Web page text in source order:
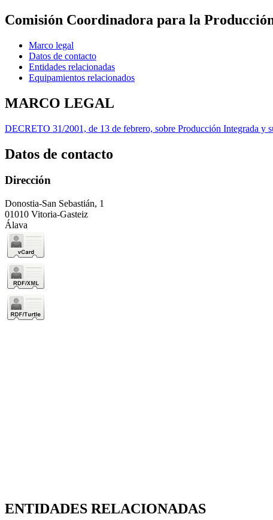
Comisión Coordinadora para la
Marco legal
Datos de contacto
Entidades relacionadas
Equipamientos relacionados
MARCO LEGAL
DECRETO 31/2001, de 13 de febrero, sobre Producción Integrada y
Datos de contacto
Dirección
Donostia-San Sebastián, 1
01010 Vitoria-Gasteiz
Álava
ENTIDADES RELACIONADAS